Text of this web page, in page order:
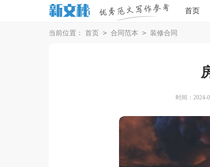
首页
当前位置： 首页 > 合同范本 > 装修合同
时间：2024-